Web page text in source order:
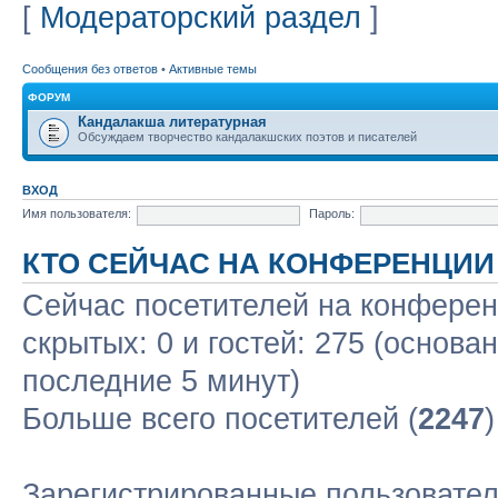
[ Модераторский раздел ]
Сообщения без ответов • Активные темы
ФОРУМ
Кандалакша литературная
Обсуждаем творчество кандалакшских поэтов и писателей
ВХОД
Имя пользователя:
Пароль:
КТО СЕЙЧАС НА КОНФЕРЕНЦИИ
Сейчас посетителей на
скрытых: 0 и гостей: 275
последние 5 минут)
Больше всего посетителей (2247